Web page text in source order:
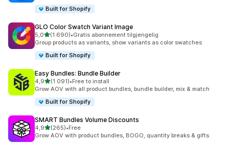
Built for Shopify
GLO Color Swatch Variant Image
5,0av 5 stjerner
(1 690)
Totalt 1690 omtaler
•Gratis abonnement tilgjengelig
Group products as variants, show variants as color swatches
Built for Shopify
Easy Bundles: Bundle Builder
4,9av 5 stjerner
(1 091)
Totalt 1091 omtaler
•Free to install
Grow AOV with all product bundles, bundle builder, mix & match
Built for Shopify
SMART Bundles Volume Discounts
4,9av 5 stjerner
(265)
Totalt 265 omtaler
•Free
Grow AOV with product bundles, BOGO, quantity breaks & gifts